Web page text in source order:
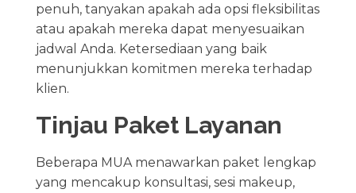
penuh, tanyakan apakah ada opsi fleksibilitas
atau apakah mereka dapat menyesuaikan
jadwal Anda. Ketersediaan yang baik
menunjukkan komitmen mereka terhadap
klien.
Tinjau Paket Layanan
Beberapa MUA menawarkan paket lengkap
yang mencakup konsultasi, sesi makeup,